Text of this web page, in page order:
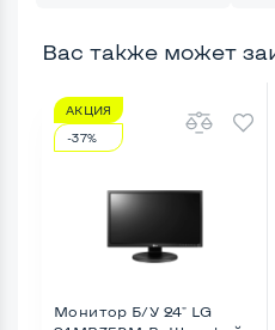
Вас также может
АКЦИЯ
-37%
Монитор Б/У 24" LG